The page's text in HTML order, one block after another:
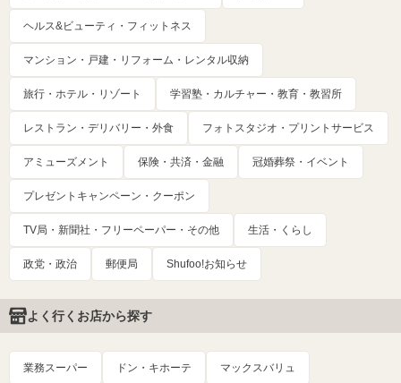
ヘルス&ビューティ・フィットネス
マンション・戸建・リフォーム・レンタル収納
旅行・ホテル・リゾート 学習塾・カルチャー・教育・教習所
レストラン・デリバリー・外食 フォトスタジオ・プリントサービス
アミューズメント 保険・共済・金融 冠婚葬祭・イベント
プレゼントキャンペーン・クーポン
TV局・新聞社・フリーペーパー・その他 生活・くらし
政党・政治 郵便局 Shufoo!お知らせ
よく行くお店から探す
業務スーパー ドン・キホーテ マックスバリュ